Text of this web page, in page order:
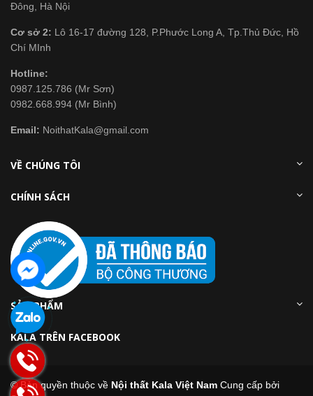
Đông, Hà Nội
Cơ sở 2: Lô 16-17 đường 128, P.Phước Long A, Tp.Thủ Đức, Hồ
Chí MInh
Hotline:
0987.125.786 (Mr Sơn)
0982.668.994 (Mr Bình)
Email: NoithatKala@gmail.com
VỀ CHÚNG TÔI
CHÍNH SÁCH
SẢN PHẨM
KALA TRÊN FACEBOOK
© Bản quyền thuộc về Nội thất Kala Việt Nam Cung cấp bởi